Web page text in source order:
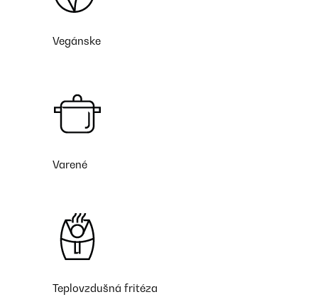
Vegánske
Varené
Teplovzdušná fritéza